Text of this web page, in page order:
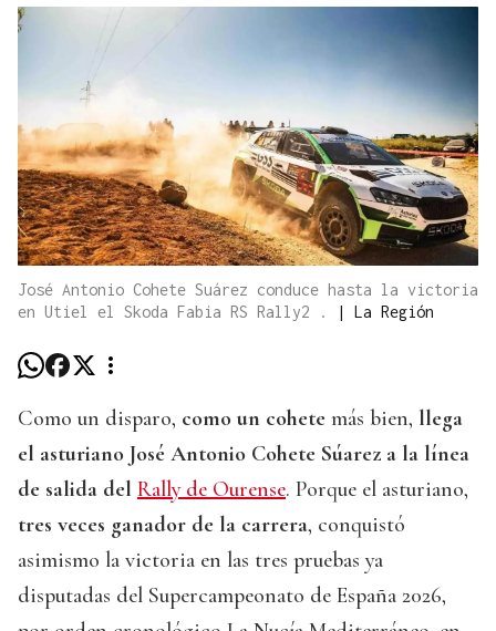
José Antonio Cohete Suárez conduce hasta la victoria
en Utiel el Skoda Fabia RS Rally2 .
| La Región
Como un disparo, como un cohete más bien, llega
el asturiano José Antonio Cohete Súarez a la línea
de salida del Rally de Ourense. Porque el asturiano,
tres veces ganador de la carrera, conquistó
asimismo la victoria en las tres pruebas ya
disputadas del Supercampeonato de España 2026,